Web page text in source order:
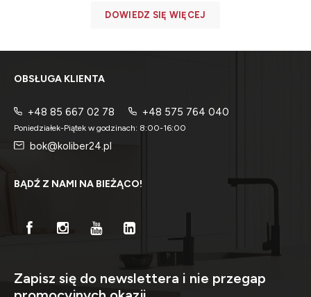
DOWIEDZ SIĘ WIĘCEJ
OBSŁUGA KLIENTA
+48 85 667 02 78 +48 575 764 040
Poniedziałek-Piątek w godzinach: 8:00-16:00
bok@koliber24.pl
BĄDŹ Z NAMI NA BIEŻĄCO!
Zapisz się do newslettera i nie przegap